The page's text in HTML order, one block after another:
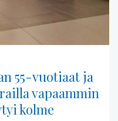
55-vuotiaat ja
vapaammin
kolme